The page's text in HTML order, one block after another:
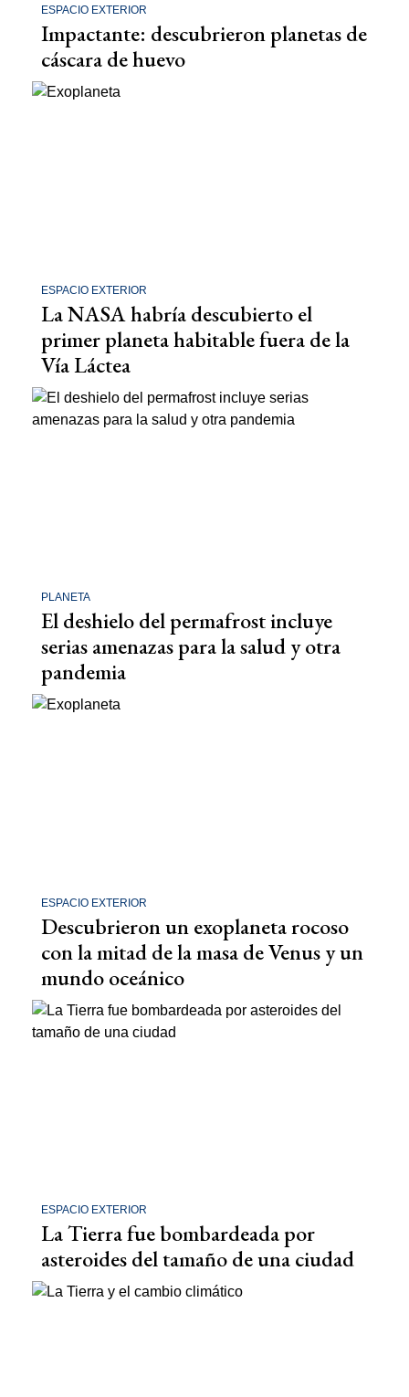
ESPACIO EXTERIOR
Impactante: descubrieron planetas de
cáscara de huevo
ESPACIO EXTERIOR
La NASA habría descubierto el
primer planeta habitable fuera de la
Vía Láctea
PLANETA
El deshielo del permafrost incluye
serias amenazas para la salud y otra
pandemia
ESPACIO EXTERIOR
Descubrieron un exoplaneta rocoso
con la mitad de la masa de Venus y un
mundo oceánico
ESPACIO EXTERIOR
La Tierra fue bombardeada por
asteroides del tamaño de una ciudad